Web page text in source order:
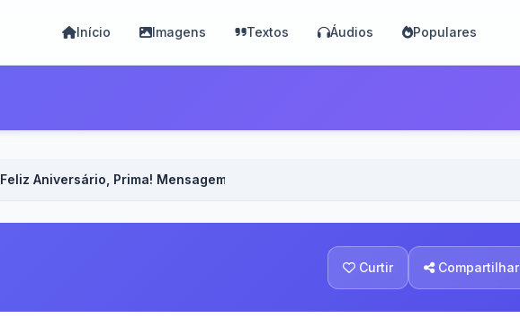
Início Imagens Textos Áudios Populares
Feliz Aniversário, Prima! Mensagem Especial. - Voz Feminina
Curtir Compartilhar